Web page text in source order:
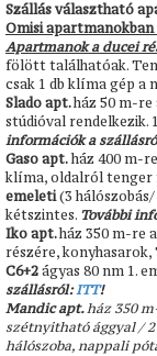
Szállás választható
Omisi apartmanokban
Apartmanok a ducei
fölött találhatóak.
csak 1 db klíma gép
Slado apt.ház 50 m-
stúdióval rendelkezik.
információk a
Gaso apt.ház 400 m-
klíma, oldalról tenger
emeleti(3
kétszintes. További
Iko apt.ház 350 m-re
részére,
C6+2 ágyas 80 nm 1.
szállásról:ITT!
Mandic apt.ház 350
szétnyitható ággyal /
hálószoba, nappali